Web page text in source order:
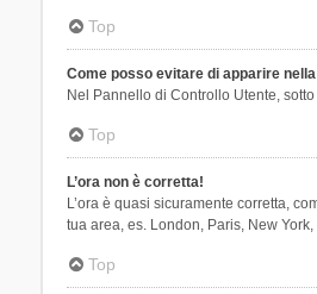
Top
Come posso evitare di apparire
Nel Pannello di Controllo Utente, sotto
Top
L’ora non è corretta!
L’ora è quasi sicuramente corretta,
tua area, es. London, Paris, New
Top